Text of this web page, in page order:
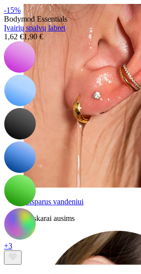
Atsparus vandeniui
Auskarai ausims
-15%
Bodymod Essentials
Įvairių spalvų labret
1,62 €1,90 €
+3